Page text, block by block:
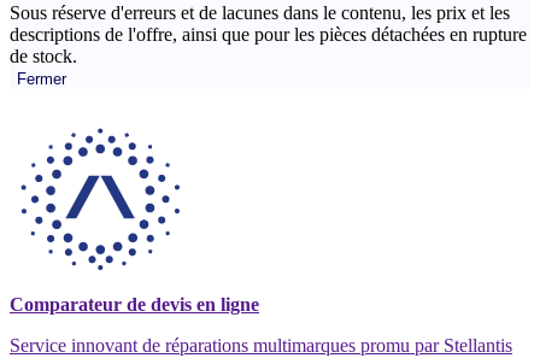
Sous réserve d'erreurs et de lacunes dans le contenu, les prix et les
descriptions de l'offre, ainsi que pour les pièces détachées en rupture
de stock.
Fermer
Comparateur de devis en ligne
Service innovant de réparations multimarques promu par Stellantis